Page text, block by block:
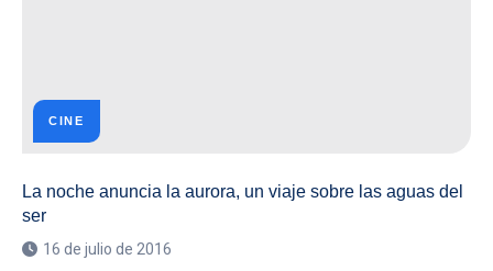
CINE
La noche anuncia la aurora, un viaje sobre las aguas del
ser
16 de julio de 2016